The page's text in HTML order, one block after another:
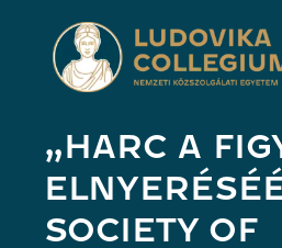
„HARC A
SOCIETY OF